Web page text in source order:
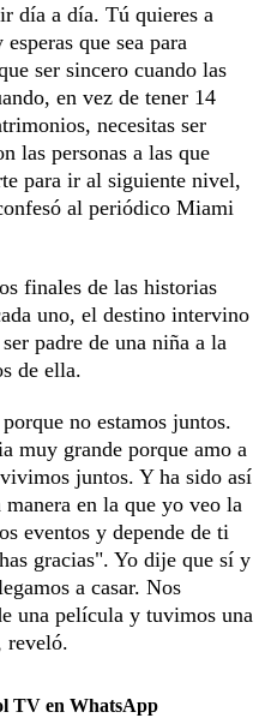
día a día. Tú quieres a
que sea para
ser sincero cuando las
en vez de tener 14
necesitas ser
las personas a las que
para ir al siguiente nivel,
al periódico Miami
finales de las historias
uno, el destino intervino
padre de una niña a la
de ella.
no estamos juntos.
muy grande porque amo a
juntos. Y ha sido así
en la que yo veo la
eventos y depende de ti
gracias". Yo dije que sí y
a casar. Nos
una película y tuvimos una
reveló.
TV en WhatsApp